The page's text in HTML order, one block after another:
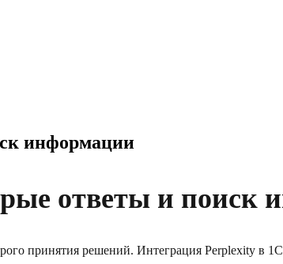
информации
ответы и поиск
принятия решений. Интеграция Perplexity в